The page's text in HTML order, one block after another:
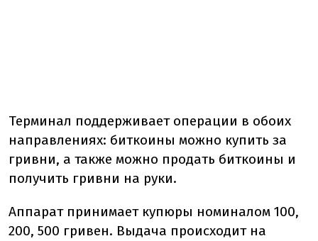
Терминал поддерживает операции в обоих
направлениях: биткоины можно купить за
гривни, а также можно продать биткоины и
получить гривни на руки.
Аппарат принимает купюры номиналом 100,
200, 500 гривен. Выдача происходит на